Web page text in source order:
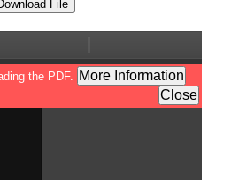
Download File